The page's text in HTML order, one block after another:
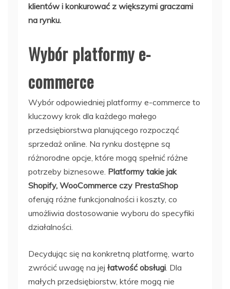
klientów i konkurować z większymi graczami
na rynku.
Wybór platformy e-
commerce
Wybór odpowiedniej platformy e-commerce to
kluczowy krok dla każdego małego
przedsiębiorstwa planującego rozpocząć
sprzedaż online. Na rynku dostępne są
różnorodne opcje, które mogą spełnić różne
potrzeby biznesowe. Platformy takie jak
Shopify, WooCommerce czy PrestaShop
oferują różne funkcjonalności i koszty, co
umożliwia dostosowanie wyboru do specyfiki
działalności.
Decydując się na konkretną platformę, warto
zwrócić uwagę na jej łatwość obsługi . Dla
małych przedsiębiorstw, które mogą nie